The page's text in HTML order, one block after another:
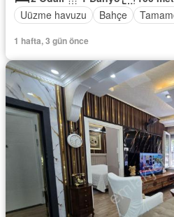
Uüzme havuzu
Bahçe
1 hafta, 3 gün önce